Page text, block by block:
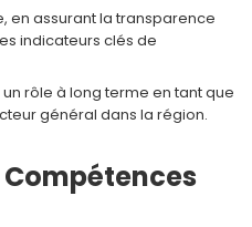
en assurant la transparence
indicateurs clés de
rôle à long terme en tant que
général dans la région.